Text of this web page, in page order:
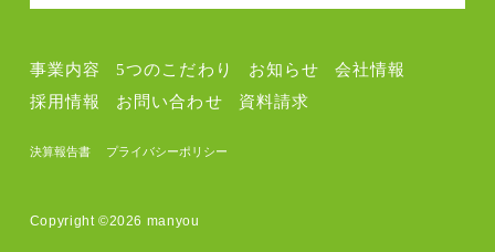
事業内容 5つのこだわり お知らせ
会社情報
採用情報
お問い合わせ 資料請求
決算報告書 プライバシーポリシー
Copyright ©2026 manyou